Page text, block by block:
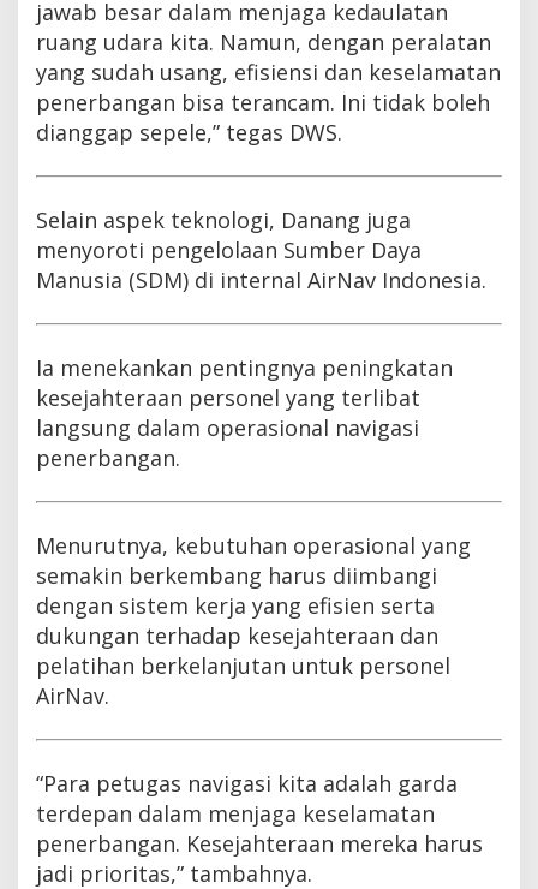
jawab besar dalam menjaga kedaulatan
ruang udara kita. Namun, dengan peralatan
yang sudah usang, efisiensi dan keselamatan
penerbangan bisa terancam. Ini tidak boleh
dianggap sepele,” tegas DWS.
Selain aspek teknologi, Danang juga
menyoroti pengelolaan Sumber Daya
Manusia (SDM) di internal AirNav Indonesia.
Ia menekankan pentingnya peningkatan
kesejahteraan personel yang terlibat
langsung dalam operasional navigasi
penerbangan.
Menurutnya, kebutuhan operasional yang
semakin berkembang harus diimbangi
dengan sistem kerja yang efisien serta
dukungan terhadap kesejahteraan dan
pelatihan berkelanjutan untuk personel
AirNav.
“Para petugas navigasi kita adalah garda
terdepan dalam menjaga keselamatan
penerbangan. Kesejahteraan mereka harus
jadi prioritas,” tambahnya.